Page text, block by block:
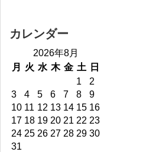
カレンダー
2026年8月
月
火 水 木 金 土
日
1
2
3
4 5 6 7 8
9
10 11 12 13 14 15 16
17 18 19 20 21 22 23
24 25 26 27 28 29 30
31